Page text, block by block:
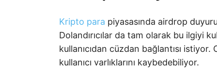
Kripto para piyasasında airdrop
Dolandırıcılar da tam olarak bu ilgiyi
kullanıcıdan cüzdan bağlantısı
kullanıcı varlıklarını kaybedebiliyor.